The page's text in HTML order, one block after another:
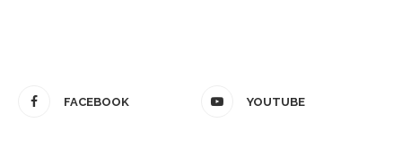
FACEBOOK YOUTUBE